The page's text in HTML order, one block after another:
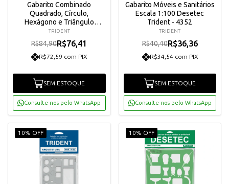
Gabarito Combinado
Quadrado, Círculo,
Hexágono e Triângulo
Desetec Trident - 4380
TRIDENT
R$84,90R$76,41
R$72,59 com PIX
SEM ESTOQUE
Consulte-nos pelo WhatsApp
Gabarito Móveis e Sanitários
Escala 1:100 Desetec
Trident - 4352
TRIDENT
R$40,40R$36,36
R$34,54 com PIX
SEM ESTOQUE
Consulte-nos pelo WhatsApp
10% OFF 10% OFF